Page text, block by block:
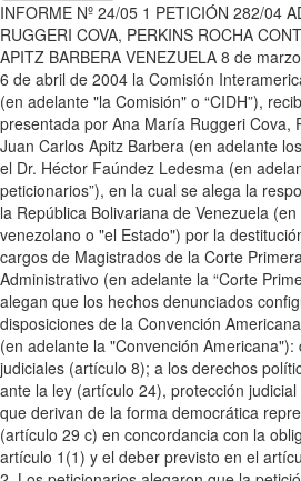
INFORME Nº 24/05 1 PETICIÓN 282/04
RUGGERI COVA, PERKINS ROCHA
APITZ BARBERA VENEZUELA 8 de
6 de abril de 2004 la Comisión
(en adelante "la Comisión" o “CIDH”),
presentada por Ana María Ruggeri Cova,
Juan Carlos Apitz Barbera (en adelante
el Dr. Héctor Faúndez Ledesma (en
peticionarios”), en la cual se alega la
la República Bolivariana de Venezuela
venezolano o "el Estado") por la
cargos de Magistrados de la Corte
Administrativo (en adelante la “Corte
alegan que los hechos denunciados
disposiciones de la Convención
(en adelante la "Convención
judiciales (artículo 8); a los derechos
ante la ley (artículo 24), protección
que derivan de la forma democrática
(artículo 29 c) en concordancia con la
artículo 1(1) y el deber previsto en el